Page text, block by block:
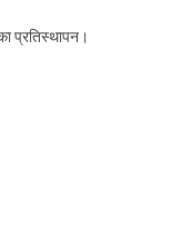
प्रतिस्थापन।